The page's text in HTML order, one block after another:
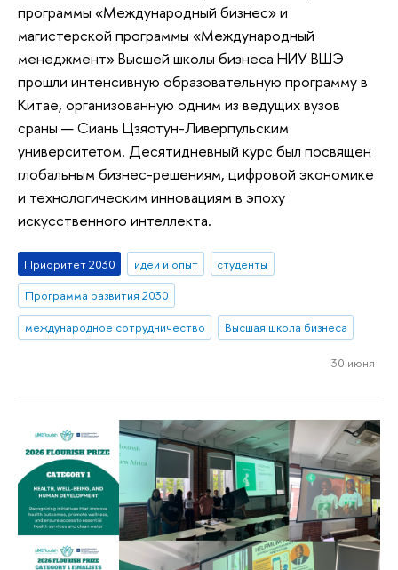
программы «Международный бизнес» и
магистерской программы «Международный
менеджмент» Высшей школы бизнеса НИУ ВШЭ
прошли интенсивную образовательную программу в
Китае, организованную одним из ведущих вузов
сраны — Сиань Цзяотун-Ливерпульским
университетом. Десятидневный курс был посвящен
глобальным бизнес-решениям, цифровой экономике
и технологическим инновациям в эпоху
искусственного интеллекта.
Приоритет 2030 идеи и опыт
студенты
Программа развития 2030
международное сотрудничество
Высшая школа бизнеса
30 июня